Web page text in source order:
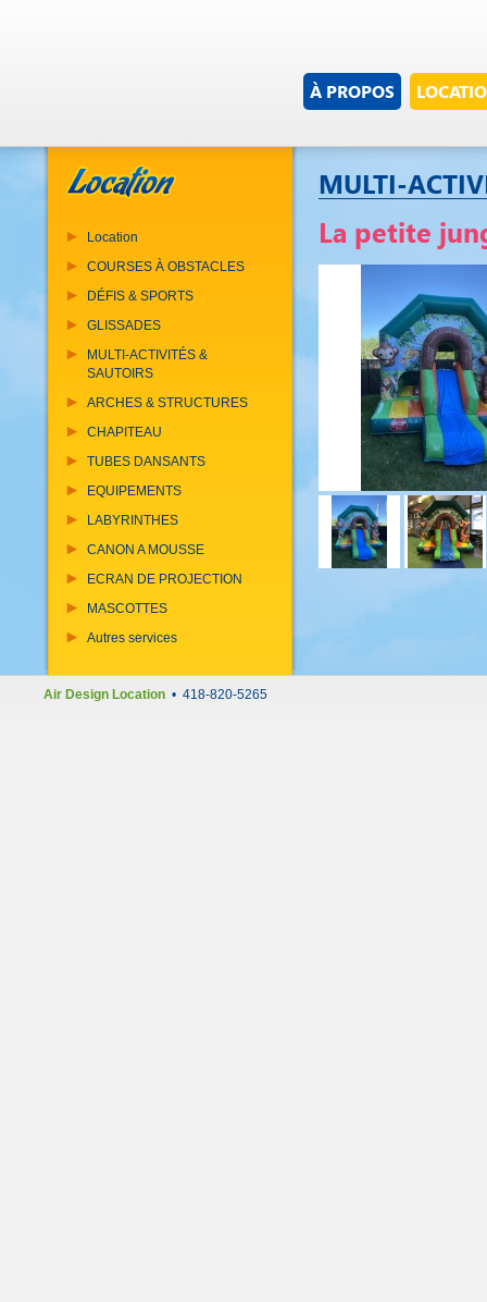
À PROPOS
Location
COURSES À OBSTACLES
DÉFIS & SPORTS
GLISSADES
MULTI-ACTIVITÉS &
SAUTOIRS
ARCHES & STRUCTURES
CHAPITEAU
TUBES DANSANTS
EQUIPEMENTS
LABYRINTHES
CANON A MOUSSE
ECRAN DE PROJECTION
MASCOTTES
Autres services
MULTI-
La petite
Air Design Location • 418-820-5265